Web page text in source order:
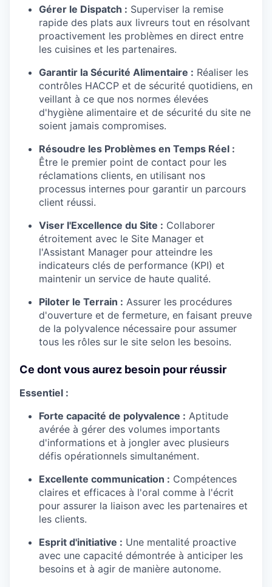
Gérer le Dispatch : Superviser la remise
rapide des plats aux livreurs tout en résolvant
proactivement les problèmes en direct entre
les cuisines et les partenaires.
Garantir la Sécurité Alimentaire : Réaliser les
contrôles HACCP et de sécurité quotidiens, en
veillant à ce que nos normes élevées
d'hygiène alimentaire et de sécurité du site ne
soient jamais compromises.
Résoudre les Problèmes en Temps Réel :
Être le premier point de contact pour les
réclamations clients, en utilisant nos
processus internes pour garantir un parcours
client réussi.
Viser l'Excellence du Site : Collaborer
étroitement avec le Site Manager et
l'Assistant Manager pour atteindre les
indicateurs clés de performance (KPI) et
maintenir un service de haute qualité.
Piloter le Terrain : Assurer les procédures
d'ouverture et de fermeture, en faisant preuve
de la polyvalence nécessaire pour assumer
tous les rôles sur le site selon les besoins.
Ce dont vous aurez besoin pour réussir
Essentiel :
Forte capacité de polyvalence : Aptitude
avérée à gérer des volumes importants
d'informations et à jongler avec plusieurs
défis opérationnels simultanément.
Excellente communication : Compétences
claires et efficaces à l'oral comme à l'écrit
pour assurer la liaison avec les partenaires et
les clients.
Esprit d'initiative : Une mentalité proactive
avec une capacité démontrée à anticiper les
besoins et à agir de manière autonome.